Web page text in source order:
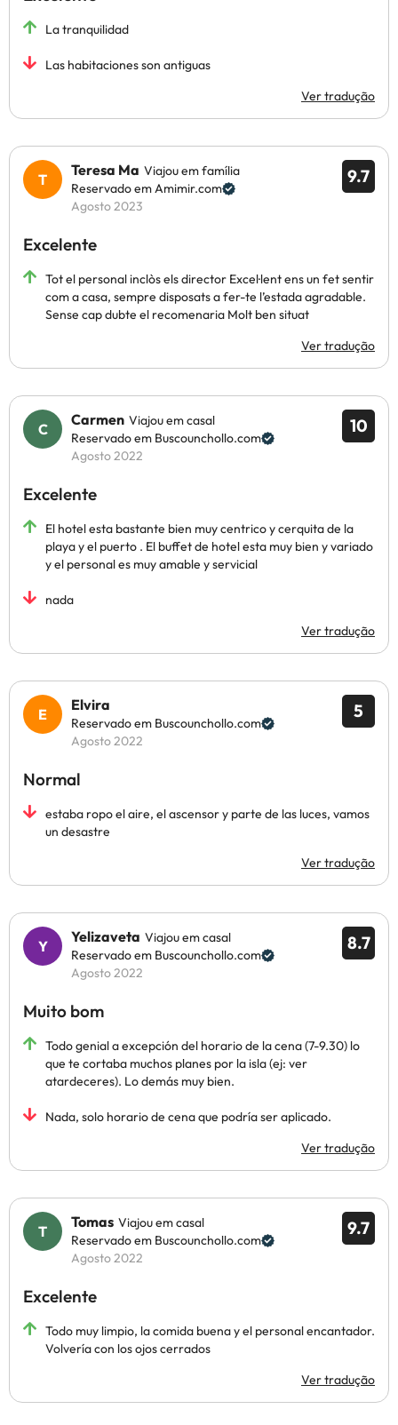
La tranquilidad
Las habitaciones son antiguas
Ver tradução
9.7
Teresa Ma Viajou em família
Reservado em Amimir.com
Agosto 2023
Excelente
Tot el personal inclòs els director Excel·lent ens un fet sentir
com a casa, sempre disposats a fer-te l’estada agradable.
Sense cap dubte el recomenaria Molt ben situat
Ver tradução
10
Carmen Viajou em casal
Reservado em Buscounchollo.com
Agosto 2022
Excelente
El hotel esta bastante bien muy centrico y cerquita de la
playa y el puerto . El buffet de hotel esta muy bien y variado
y el personal es muy amable y servicial
nada
Ver tradução
5
Elvira
Reservado em Buscounchollo.com
Agosto 2022
Normal
estaba ropo el aire, el ascensor y parte de las luces, vamos
un desastre
Ver tradução
8.7
Yelizaveta Viajou em casal
Reservado em Buscounchollo.com
Agosto 2022
Muito bom
Todo genial a excepción del horario de la cena (7-9.30) lo
que te cortaba muchos planes por la isla (ej: ver
atardeceres). Lo demás muy bien.
Nada, solo horario de cena que podría ser aplicado.
Ver tradução
9.7
Tomas Viajou em casal
Reservado em Buscounchollo.com
Agosto 2022
Excelente
Todo muy limpio, la comida buena y el personal encantador.
Volvería con los ojos cerrados
Ver tradução